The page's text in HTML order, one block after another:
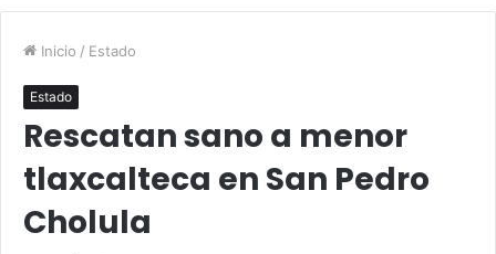
Inicio / Estado
Estado
Rescatan sano a menor
tlaxcalteca en San Pedro
Cholula